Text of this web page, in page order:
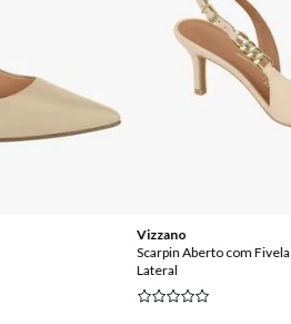
Vizzano
Scarpin Aberto com Fivela
Lateral